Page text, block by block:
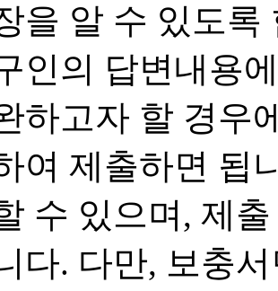
을 알 수 있도록
인의 답변내용
하고자 할 경우
여 제출하면 됩
수 있으며, 제
다. 다만, 보충